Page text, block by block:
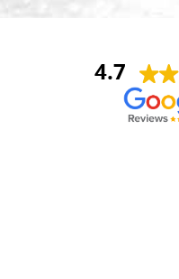
4.7
Anna Maria Negri